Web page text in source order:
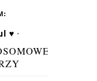
♥ ·